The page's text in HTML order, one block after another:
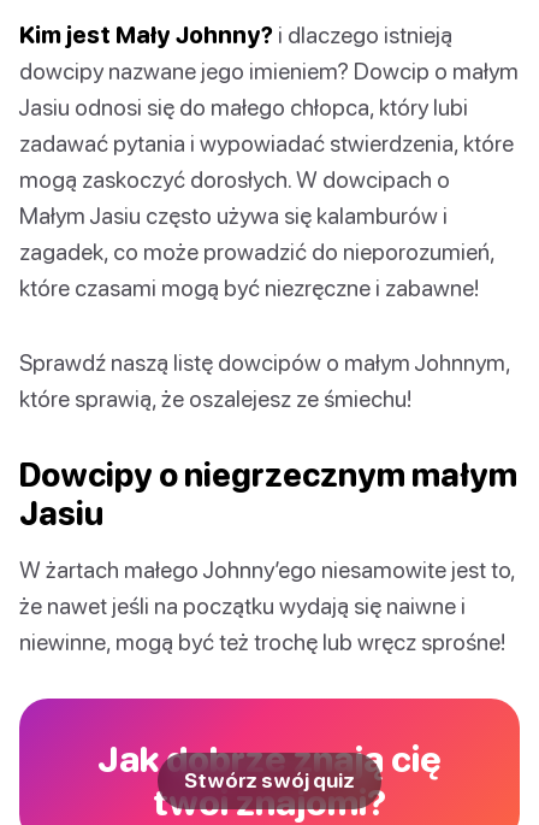
Kim jest Mały Johnny? i dlaczego istnieją
dowcipy nazwane jego imieniem? Dowcip o małym
Jasiu odnosi się do małego chłopca, który lubi
zadawać pytania i wypowiadać stwierdzenia, które
mogą zaskoczyć dorosłych. W dowcipach o
Małym Jasiu często używa się kalamburów i
zagadek, co może prowadzić do nieporozumień,
które czasami mogą być niezręczne i zabawne!
Sprawdź naszą listę dowcipów o małym Johnnym,
które sprawią, że oszalejesz ze śmiechu!
Dowcipy o niegrzecznym małym
Jasiu
W żartach małego Johnny’ego niesamowite jest to,
że nawet jeśli na początku wydają się naiwne i
niewinne, mogą być też trochę lub wręcz sprośne!
Jak dobrze znają cię
twoi znajomi?
Stwórz swój quiz